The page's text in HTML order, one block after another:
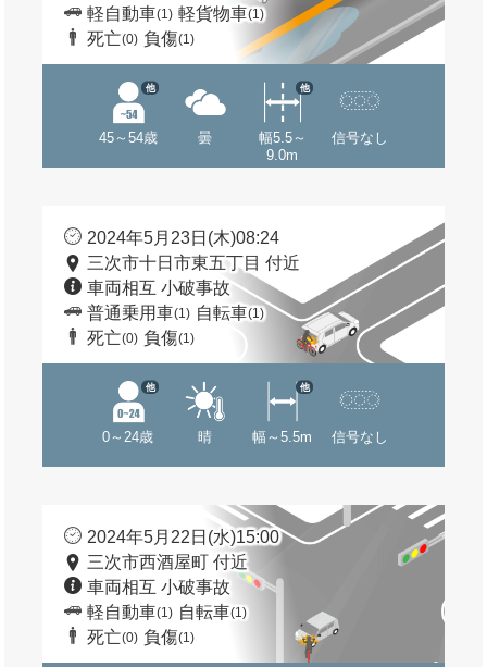
軽自動車(1) 軽貨物車(1)
死亡(0) 負傷(1)
45～54歳
他
曇
幅5.5～
9.0m
他
信号なし
2024年5月23日(木)08:24
三次市十日市東五丁目 付近
車両相互 小破事故
普通乗用車(1) 自転車(1)
死亡(0) 負傷(1)
0～24歳
他
晴 幅～5.5m
他
信号なし
2024年5月22日(水)15:00
三次市西酒屋町 付近
車両相互 小破事故
軽自動車(1) 自転車(1)
死亡(0) 負傷(1)